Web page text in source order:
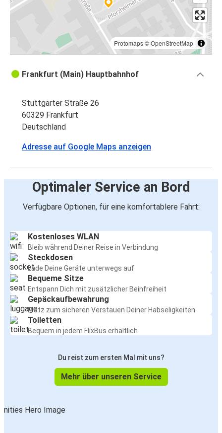
Protomaps©OpenStreetMap
Frankfurt (Main) Hauptbahnhof
Stuttgarter Straße 26
60329 Frankfurt
Deutschland
Adresse auf Google Maps anzeigen
Optimaler Service an Bord
Verfügbare Optionen, für eine komfortablere Fahrt:
Kostenloses WLAN
Bleib während Deiner Reise in Verbindung
Steckdosen
Lade Deine Geräte unterwegs auf
Bequeme Sitze
Entspann Dich mit zusätzlicher Beinfreiheit
Gepäckaufbewahrung
Platz zum sicheren Verstauen Deiner Habseligkeiten
Toiletten
Bequem in jedem FlixBus erhältlich
Du reist zum ersten Mal mit uns?
Mehr über unseren Service